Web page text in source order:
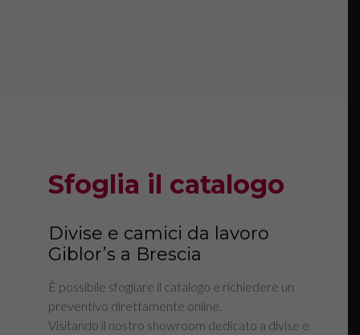
Sfoglia il catalogo
Divise e camici da lavoro
Giblor’s a Brescia
È possibile sfogliare il catalogo e richiedere un
preventivo direttamente online.
Visitando il nostro showroom dedicato a divise e